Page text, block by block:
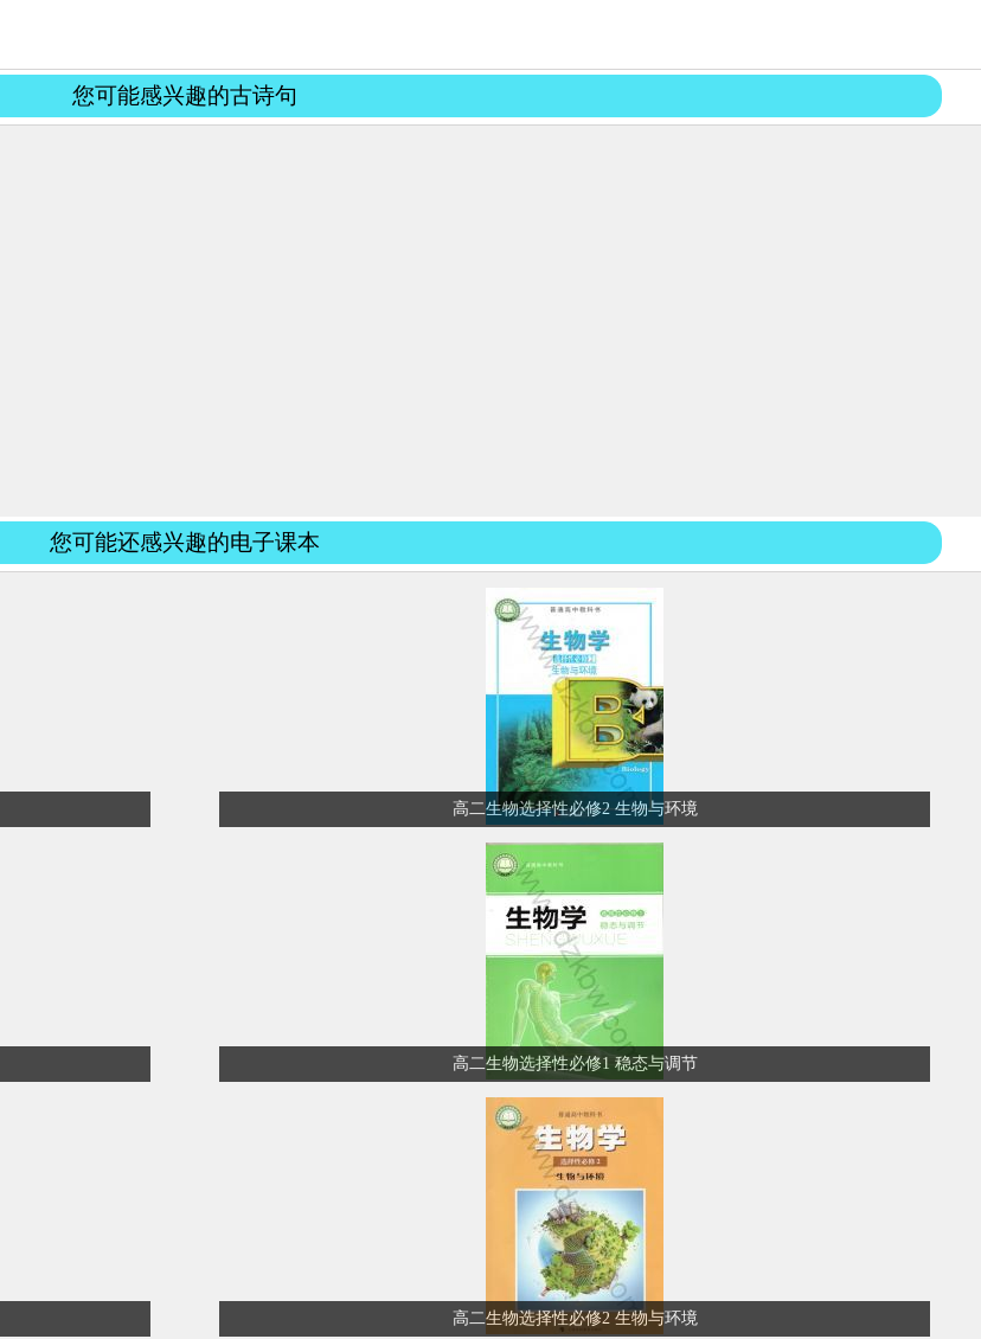
您可能感兴趣的古诗句
您可能还感兴趣的电子课本
高二生物选择性必修2 生物与环境
高二生物选择性必修1 稳态与调节
高二生物选择性必修2 生物与环境